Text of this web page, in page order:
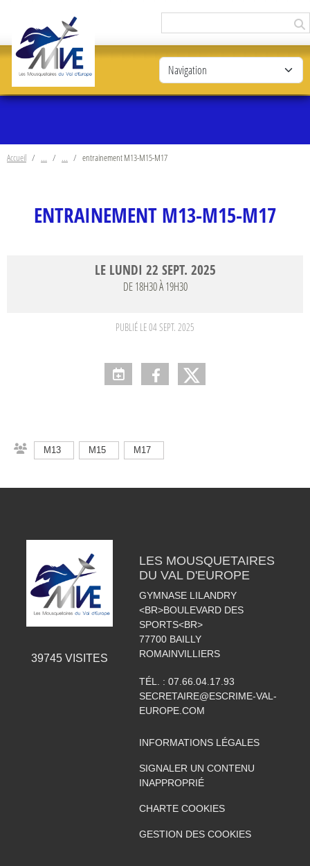
Accueil entrainement M13-M15-M17
ENTRAINEMENT M13-M15-M17
LE LUNDI 22 SEPT. 2025
DE 18H30 À 19H30
PUBLIÉ LE04 SEPT. 2025
M13 M15 M17
39745VISITES
LES MOUSQUETAIRES
DU VAL D'EUROPE
GYMNASE LILANDRY
<BR>BOULEVARD DES
SPORTS<BR>
77700 BAILLY
ROMAINVILLIERS
TÉL. : 07.66.04.17.93
SECRETAIRE@ESCRIME-VAL-
EUROPE.COM
INFORMATIONS LÉGALES
SIGNALER UN CONTENU
INAPPROPRIÉ
CHARTE COOKIES
GESTION DES COOKIES